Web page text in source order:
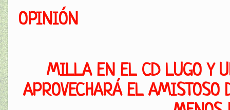
OPINIÓN
MILLA EN EL CD LUGO Y
APROVECHARÁ EL